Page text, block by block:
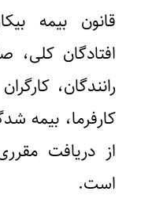
قانون بیمه
افتادگان کلی،
رانندگان،
کارفرما، بیمه
از دریافت
است.